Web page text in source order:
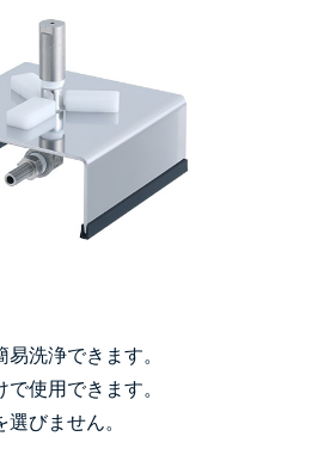
洗浄できます。
使用できます。
びません。